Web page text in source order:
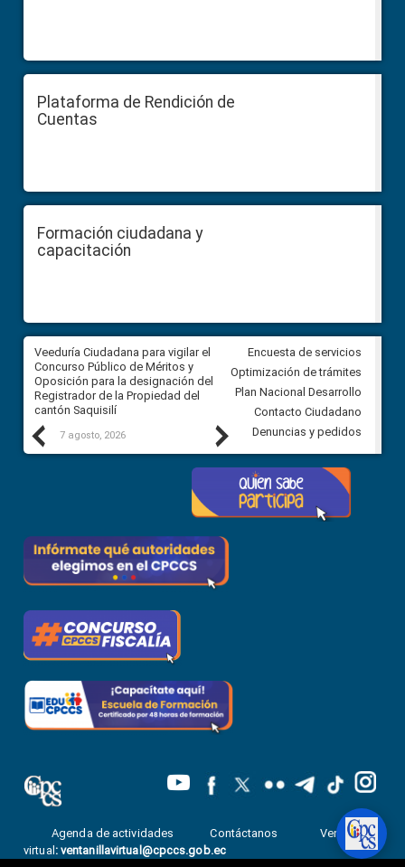
Plataforma de Rendición de
Cuentas
Formación ciudadana y
capacitación
Previous
Veeduría Ciudadana para vigilar el
Concurso Público de Méritos y
Oposición para la designación del
Registrador de la Propiedad del
cantón Saquisilí
7 agosto, 2026
Veeduría Ciudadana para
construcción del asfaltado de
Ballenita del cantón Santa
7 agosto, 2026
Next
Encuesta de servicios
Optimización de trámites
Plan Nacional Desarrollo
Contacto Ciudadano
Denuncias y pedidos
Agenda de actividades Contáctanos
Ventanilla
virtual : ventanillavirtual@cpccs.gob.ec